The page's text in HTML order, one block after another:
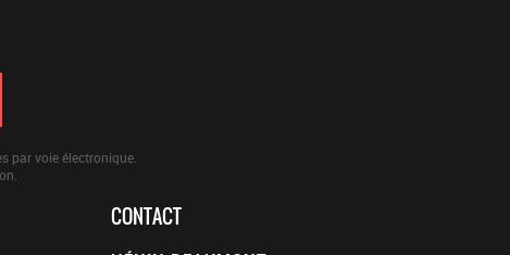
par voie électronique.
CONTACT